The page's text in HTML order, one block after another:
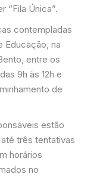
“Fila Única”.
contempladas
Educação, na
entre os
9h às 12h e
de
estão
três tentativas
horários
no